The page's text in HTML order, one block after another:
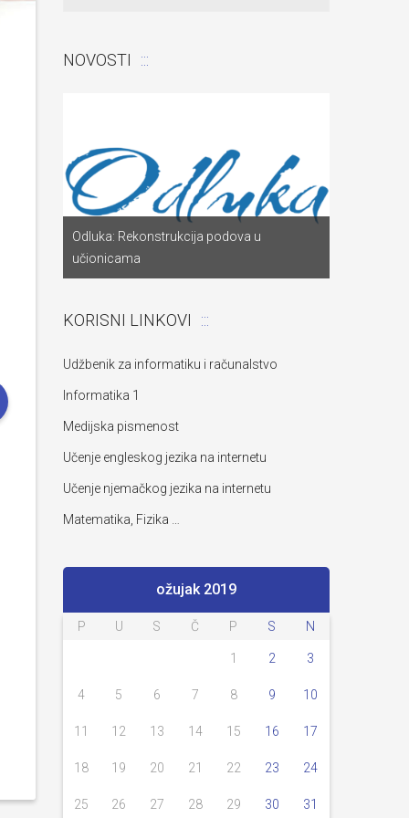
NOVOSTI
Odluka: Rekonstrukcija podova u
učionicama
KORISNI LINKOVI
Udžbenik za informatiku i računalstvo
Informatika 1
Medijska pismenost
Učenje engleskog jezika na internetu
Učenje njemačkog jezika na internetu
Matematika, Fizika …
ožujak 2019
P U S Č P S N
1 2 3
4 5 6 7 8 9 10
11 12 13 14 15 16 17
18 19 20 21 22 23 24
25 26 27 28 29 30 31